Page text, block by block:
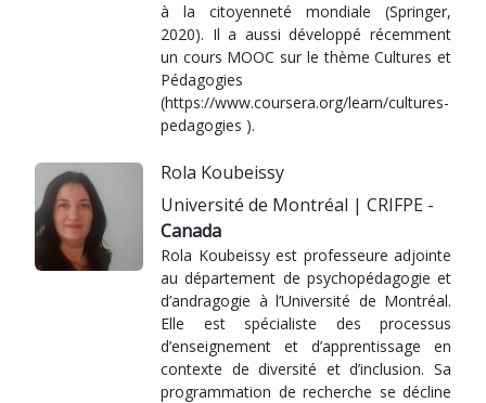
à la citoyenneté mondiale (Springer,
2020). Il a aussi développé récemment
un cours MOOC sur le thème Cultures et
Pédagogies
(https://www.coursera.org/learn/cultures-
pedagogies ).
Rola Koubeissy
Université de Montréal | CRIFPE -
Canada
Rola Koubeissy est professeure adjointe
au département de psychopédagogie et
d’andragogie à l’Université de Montréal.
Elle est spécialiste des processus
d’enseignement et d’apprentissage en
contexte de diversité et d’inclusion. Sa
programmation de recherche se décline